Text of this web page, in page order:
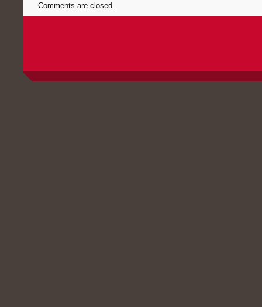
Comments are closed.